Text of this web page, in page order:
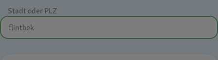
Stadt oder PLZ